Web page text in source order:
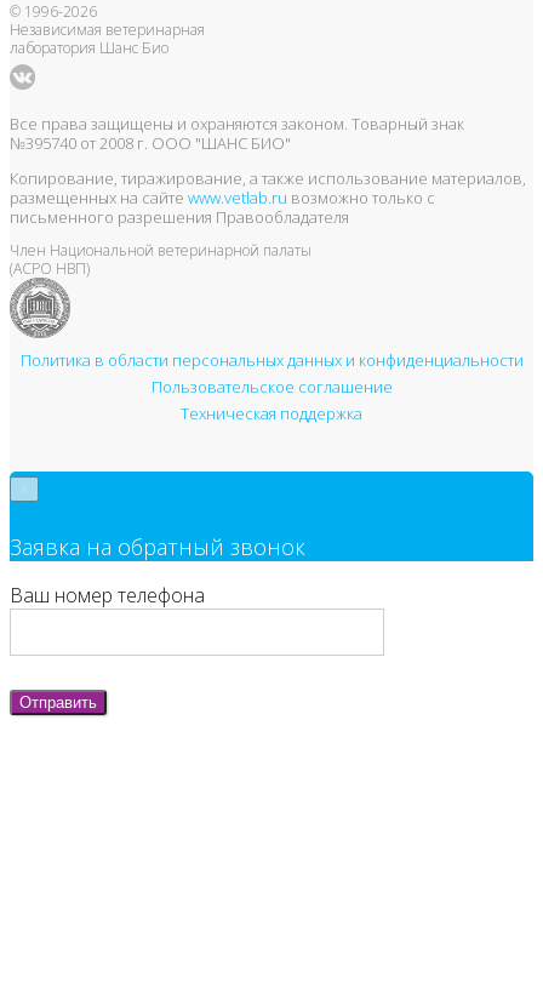
© 1996-2026
Независимая ветеринарная
лаборатория Шанс Био
Все права защищены и охраняются законом. Товарный знак
№395740 от 2008 г. ООО "ШАНС БИО"
Копирование, тиражирование, а также использование материалов,
размещенных на сайте www.vetlab.ru возможно только с
письменного разрешения Правообладателя
Член Национальной ветеринарной палаты
(АСРО НВП)
Политика в области персональных данных и конфиденциальности
Пользовательское соглашение
Техническая поддержка
Заявка на обратный звонок
Ваш номер телефона
Отправить